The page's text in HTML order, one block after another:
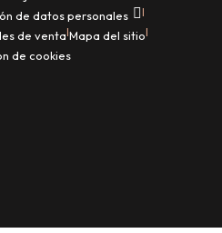
de datos personales |
de venta|Mapa del sitio|
de cookies